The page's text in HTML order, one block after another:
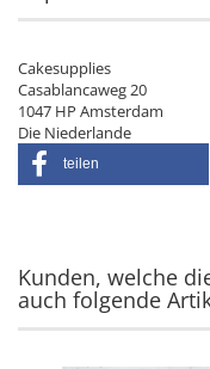
Cakesupplies
Casablancaweg 20
1047 HP Amsterdam
Die Niederlande
teilen
Kunden, welche
auch folgende